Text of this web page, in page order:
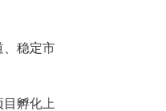
、稳定市
孵化上